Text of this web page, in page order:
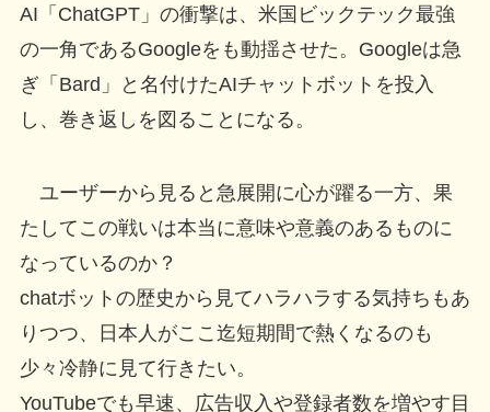
AI「ChatGPT」の衝撃は、米国ビックテック最強
の一角であるGoogleをも動揺させた。Googleは急
ぎ「Bard」と名付けたAIチャットボットを投入
し、巻き返しを図ることになる。
ユーザーから見ると急展開に心が躍る一方、果
たしてこの戦いは本当に意味や意義のあるものに
なっているのか？
chatボットの歴史から見てハラハラする気持ちもあ
りつつ、日本人がここ迄短期間で熱くなるのも
少々冷静に見て行きたい。
YouTubeでも早速、広告収入や登録者数を増やす目